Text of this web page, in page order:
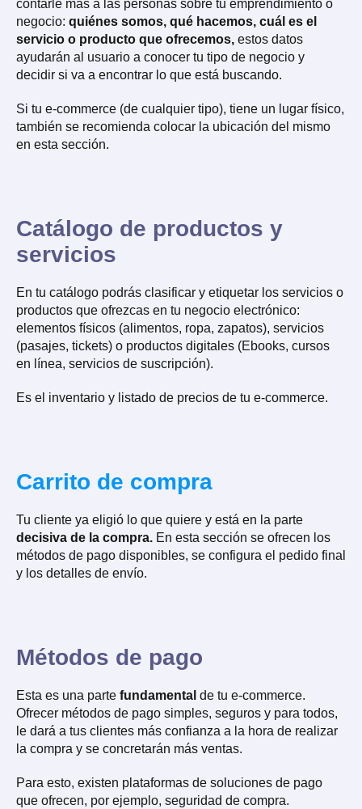
contarle más a las personas sobre tu emprendimiento o
negocio: quiénes somos, qué hacemos, cuál es el
servicio o producto que ofrecemos, estos datos
ayudarán al usuario a conocer tu tipo de negocio y
decidir si va a encontrar lo que está buscando.
Si tu e-commerce (de cualquier tipo), tiene un lugar físico,
también se recomienda colocar la ubicación del mismo
en esta sección.
Catálogo de productos y
servicios
En tu catálogo podrás clasificar y etiquetar los servicios o
productos que ofrezcas en tu negocio electrónico:
elementos físicos (alimentos, ropa, zapatos), servicios
(pasajes, tickets) o productos digitales (Ebooks, cursos
en línea, servicios de suscripción).
Es el inventario y listado de precios de tu e-commerce.
Carrito de compra
Tu cliente ya eligió lo que quiere y está en la parte
decisiva de la compra. En esta sección se ofrecen los
métodos de pago disponibles, se configura el pedido final
y los detalles de envío.
Métodos de pago
Esta es una parte fundamental de tu e-commerce.
Ofrecer métodos de pago simples, seguros y para todos,
le dará a tus clientes más confianza a la hora de realizar
la compra y se concretarán más ventas.
Para esto, existen plataformas de soluciones de pago
que ofrecen, por ejemplo, seguridad de compra.